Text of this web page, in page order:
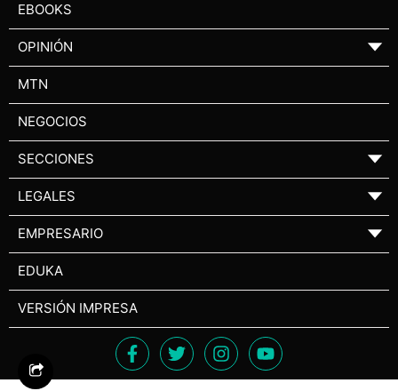
EBOOKS
OPINIÓN ▼
MTN
NEGOCIOS
SECCIONES ▼
LEGALES ▼
EMPRESARIO ▼
EDUKA
VERSIÓN IMPRESA